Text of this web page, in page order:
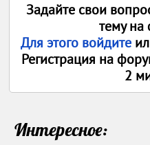
Задайте свои
тему
Для этого войдите
Регистрация на
2
Интересное: